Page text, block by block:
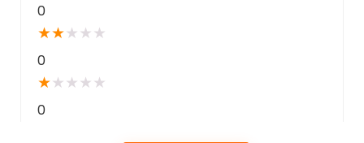
0
★★★ ★ ★
0
★★ ★ ★ ★
0